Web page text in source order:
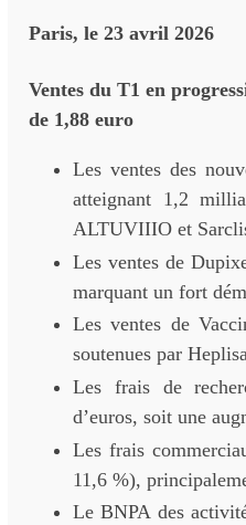
Paris, le 23 avril 2026
Ventes du T1 en
de 1,88 euro
Les ventes des
atteignant 1,2
ALTUVIIIO et
Les ventes de
marquant un fort
Les ventes de
soutenues par
Les frais de
d’euros, soit une
Les frais
11,6 %),
Le BNPA des